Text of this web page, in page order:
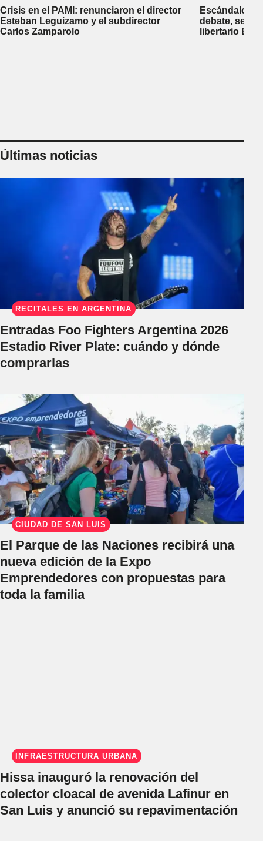
Crisis en el PAMI: renunciaron el director
Esteban Leguizamo y el subdirector
Carlos Zamparolo
Escándalo
debate, se
libertario
Últimas noticias
RECITALES EN ARGENTINA
Entradas Foo Fighters Argentina 2026
Estadio River Plate: cuándo y dónde
comprarlas
CIUDAD DE SAN LUIS
El Parque de las Naciones recibirá una
nueva edición de la Expo
Emprendedores con propuestas para
toda la familia
INFRAESTRUCTURA URBANA
Hissa inauguró la renovación del
colector cloacal de avenida Lafinur en
San Luis y anunció su repavimentación